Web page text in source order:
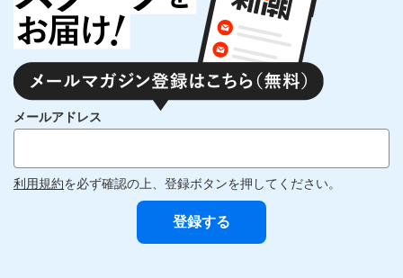
メールアドレス
利用規約を必ず確認の上、登録ボタンを押してください。